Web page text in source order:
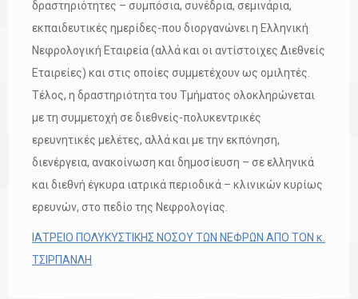
δραστηριότητες – συμπόσια, συνέδρια, σεμινάρια,
εκπαιδευτικές ημερίδες-που διοργανώνει η Ελληνική
Νεφρολογική Εταιρεία (αλλά και οι αντίστοιχες Διεθνείς
Εταιρείες) και στις οποίες συμμετέχουν ως ομιλητές.
Τέλος, η δραστηριότητα του Τμήματος ολοκληρώνεται
με τη συμμετοχή σε διεθνείς-πολυκεντρικές
ερευνητικές μελέτες, αλλά και με την εκπόνηση,
διενέργεια, ανακοίνωση και δημοσίευση – σε ελληνικά
και διεθνή έγκυρα ιατρικά περιοδικά – κλινικών κυρίως
ερευνών, στο πεδίο της Νεφρολογίας.
ΙΑΤΡΕΙΟ ΠΟΛΥΚΥΣΤΙΚΗΣ ΝΟΣΟΥ ΤΩΝ ΝΕΦΡΩΝ ΑΠΟ ΤΟΝ κ.
ΤΣΙΡΠΑΝΛΗ